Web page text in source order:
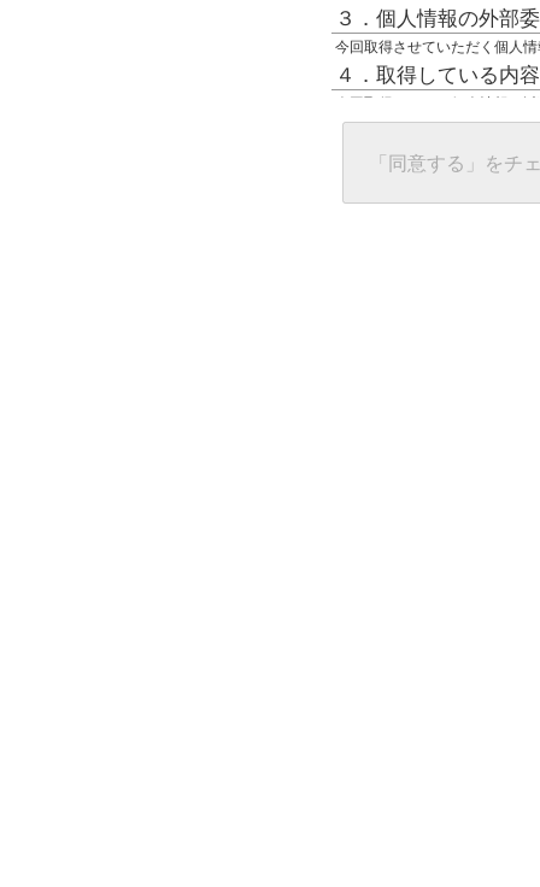
３．個人情報の外部
今回取得させていただく個人
４．取得している内
今回取得している個人情報は
任意の名前
グローバルIPアドレス
接続ホスト情報
５．個人情報に関す
「同意する」をチ